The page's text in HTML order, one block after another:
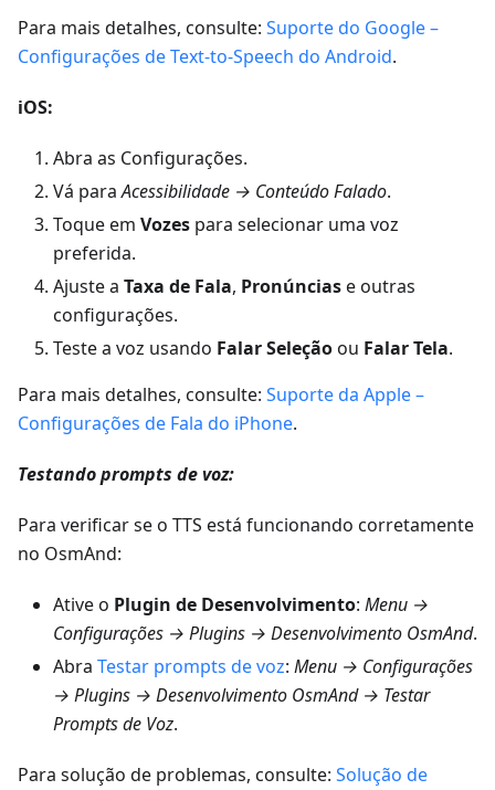
Para mais detalhes, consulte: Suporte do Google –
Configurações de Text-to-Speech do Android.
iOS:
Abra as Configurações.
Vá paraAcessibilidade → Conteúdo Falado.
Toque em Vozes para selecionar uma voz
preferida.
Ajuste a Taxa de Fala, Pronúnciase outras
configurações.
Teste a voz usando Falar Seleçãoou Falar Tela.
Para mais detalhes, consulte: Suporte da Apple –
Configurações de Fala do iPhone.
Testando prompts de voz:
Para verificar se o TTS está funcionando corretamente
no OsmAnd:
Ative o Plugin de Desenvolvimento: Menu →
Configurações → Plugins → Desenvolvimento OsmAnd.
Abra Testar prompts de voz: Menu → Configurações
→ Plugins → Desenvolvimento OsmAnd → Testar
Prompts de Voz.
Para solução de problemas, consulte: Solução de